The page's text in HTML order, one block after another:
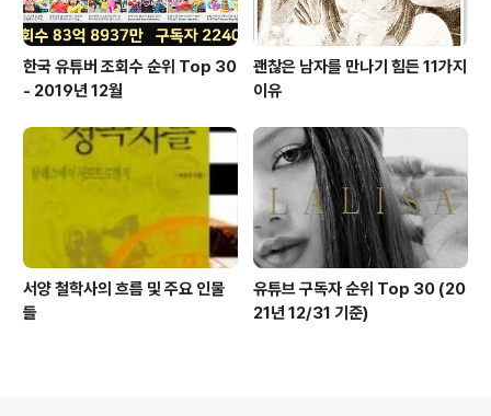
한국 유튜버 조회수 순위 Top 30
- 2019년 12월
괜찮은 남자를 만나기 힘든 11가지
이유
서양 철학사의 흐름 및 주요 인물
들
유튜브 구독자 순위 Top 30 (20
21년 12/31 기준)